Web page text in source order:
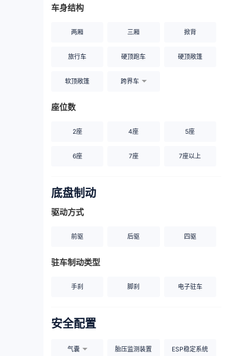
车身结构
两厢 三厢 掀背
旅行车 硬顶跑车 硬顶敞篷
软顶敞篷 跨界车
座位数
2座 4座 5座
6座 7座 7座以上
底盘制动
驱动方式
前驱 后驱 四驱
驻车制动类型
手刹 脚刹 电子驻车
安全配置
气囊 胎压监测装置 ESP稳定系统